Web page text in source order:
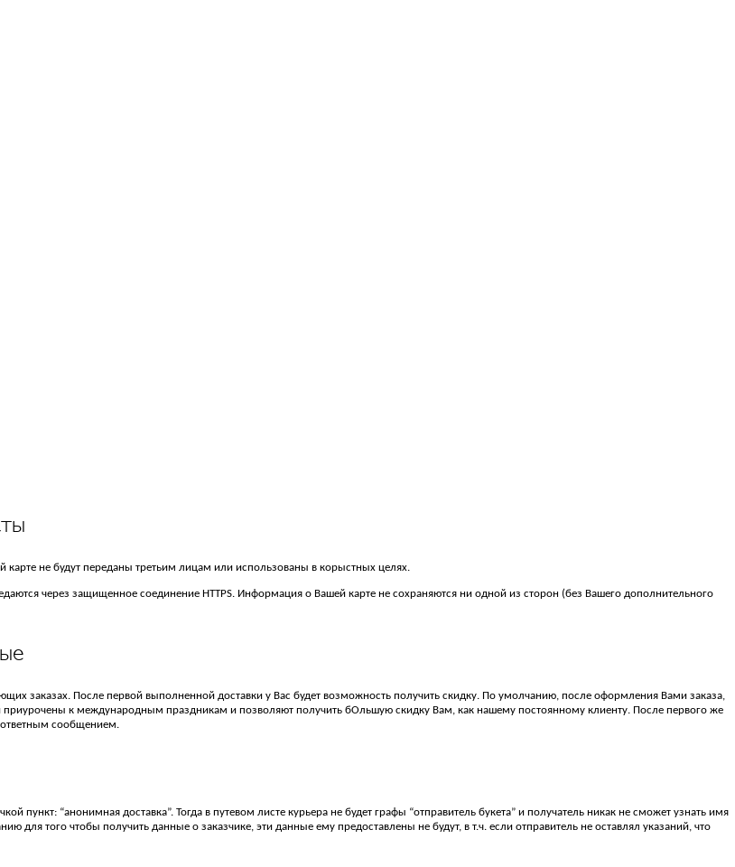
не будут переданы третьим лицам или использованы в корыстных целях.
через защищенное соединение HTTPS. Информация о Вашей карте не сохраняются ни одной из сторон (без Вашего дополнительного
заказах. После первой выполненной доставки у Вас будет возможность получить скидку. По умолчанию, после оформления Вами заказа,
к международным праздникам и позволяют получить бОльшую скидку Вам, как нашему постоянному клиенту. После первого же
ответным сообщением.
пункт: “анонимная доставка”. Тогда в путевом листе курьера не будет графы “отправитель букета” и получатель никак не сможет узнать имя
для того чтобы получить данные о заказчике, эти данные ему предоставлены не будут, в т.ч. если отправитель не оставлял указаний, что